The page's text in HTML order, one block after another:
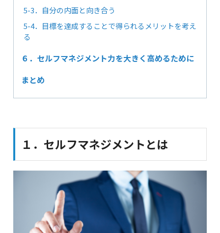
5-3．自分の内面と向き合う
5-4．目標を達成することで得られるメリットを考え
る
６．セルフマネジメント力を大きく高めるために
まとめ
１．セルフマネジメントとは